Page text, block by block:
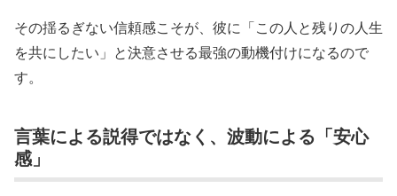
その揺るぎない信頼感こそが、彼に「この人と残りの人生
を共にしたい」と決意させる最強の動機付けになるので
す。
言葉による説得ではなく、波動による「安心
感」